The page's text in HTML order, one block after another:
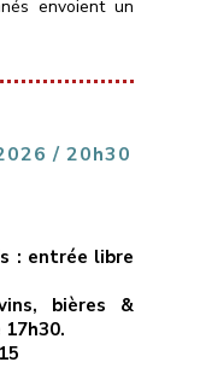
envoient un
de la Soul
Earth, Wind &
/ 20h30
: entrée libre
bières &